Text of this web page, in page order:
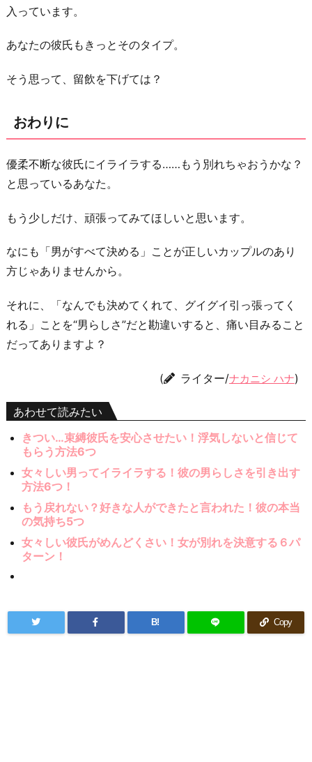
入っています。
あなたの彼氏もきっとそのタイプ。
そう思って、留飲を下げては？
おわりに
優柔不断な彼氏にイライラする……もう別れちゃおうかな？
と思っているあなた。
もう少しだけ、頑張ってみてほしいと思います。
なにも「男がすべて決める」ことが正しいカップルのあり
方じゃありませんから。
それに、「なんでも決めてくれて、グイグイ引っ張ってく
れる」ことを“男らしさ”だと勘違いすると、痛い目みること
だってありますよ？
( ライター/ナカニシ ハナ)
あわせて読みたい
きつい…束縛彼氏を安心させたい！浮気しないと信じて
もらう方法6つ
女々しい男ってイライラする！彼の男らしさを引き出す
方法6つ！
もう戻れない？好きな人ができたと言われた！彼の本当
の気持ち5つ
女々しい彼氏がめんどくさい！女が別れを決意する６パ
ターン！
B! Copy